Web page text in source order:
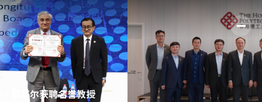
校党委书记许涛率团赴香港、澳门进行工作访问